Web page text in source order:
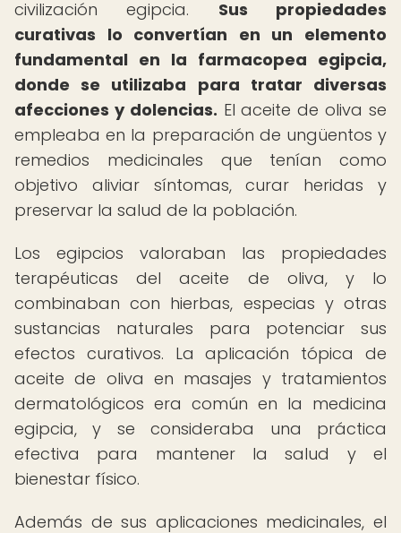
civilización egipcia. Sus propiedades
curativas lo convertían en un elemento
fundamental en la farmacopea egipcia,
donde se utilizaba para tratar diversas
afecciones y dolencias. El aceite de oliva se
empleaba en la preparación de ungüentos y
remedios medicinales que tenían como
objetivo aliviar síntomas, curar heridas y
preservar la salud de la población.
Los egipcios valoraban las propiedades
terapéuticas del aceite de oliva, y lo
combinaban con hierbas, especias y otras
sustancias naturales para potenciar sus
efectos curativos. La aplicación tópica de
aceite de oliva en masajes y tratamientos
dermatológicos era común en la medicina
egipcia, y se consideraba una práctica
efectiva para mantener la salud y el
bienestar físico.
Además de sus aplicaciones medicinales, el